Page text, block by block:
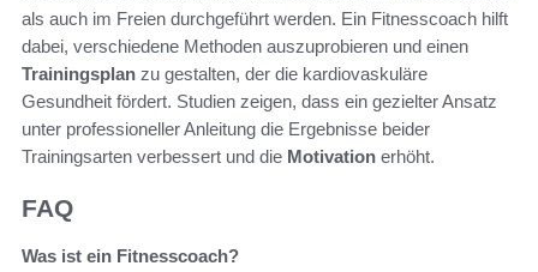
als auch im Freien durchgeführt werden. Ein Fitnesscoach hilft
dabei, verschiedene Methoden auszuprobieren und einen
Trainingsplan zu gestalten, der die kardiovaskuläre
Gesundheit fördert. Studien zeigen, dass ein gezielter Ansatz
unter professioneller Anleitung die Ergebnisse beider
Trainingsarten verbessert und die Motivation erhöht.
FAQ
Was ist ein Fitnesscoach?